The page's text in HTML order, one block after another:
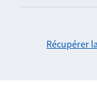
Récupérer